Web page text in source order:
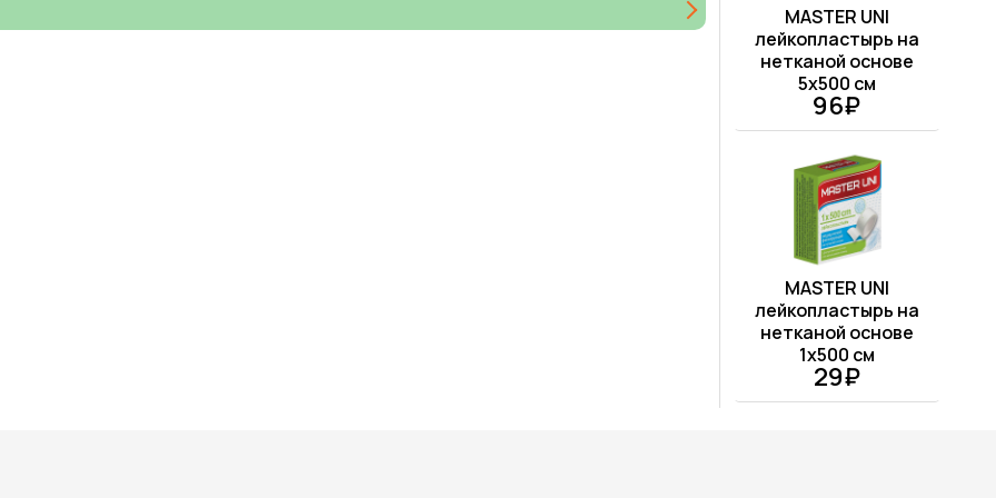
MASTER UNI
лейкопластырь на
нетканой основе
5x500 см
96₽
MASTER UNI
лейкопластырь на
нетканой основе
1x500 см
29₽